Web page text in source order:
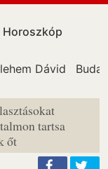
Horoszkóp
Dávid
tartsa
őt